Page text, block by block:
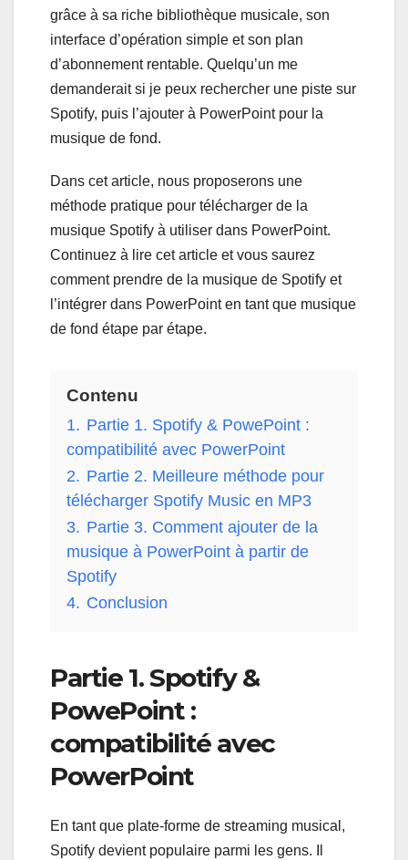
grâce à sa riche bibliothèque musicale, son
interface d’opération simple et son plan
d’abonnement rentable. Quelqu’un me
demanderait si je peux rechercher une piste sur
Spotify, puis l’ajouter à PowerPoint pour la
musique de fond.
Dans cet article, nous proposerons une
méthode pratique pour télécharger de la
musique Spotify à utiliser dans PowerPoint.
Continuez à lire cet article et vous saurez
comment prendre de la musique de Spotify et
l’intégrer dans PowerPoint en tant que musique
de fond étape par étape.
Contenu
1. Partie 1. Spotify & PowePoint :
compatibilité avec PowerPoint
2. Partie 2. Meilleure méthode pour
télécharger Spotify Music en MP3
3. Partie 3. Comment ajouter de la
musique à PowerPoint à partir de
Spotify
4. Conclusion
Partie 1. Spotify &
PowePoint :
compatibilité avec
PowerPoint
En tant que plate-forme de streaming musical,
Spotify devient populaire parmi les gens. Il